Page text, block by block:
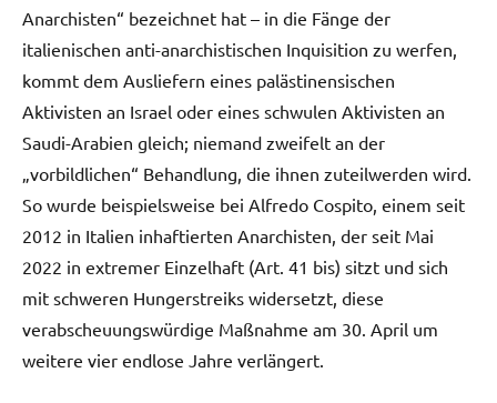
Anarchisten“ bezeichnet hat – in die Fänge der
italienischen anti-anarchistischen Inquisition zu werfen,
kommt dem Ausliefern eines palästinensischen
Aktivisten an Israel oder eines schwulen Aktivisten an
Saudi-Arabien gleich; niemand zweifelt an der
„vorbildlichen“ Behandlung, die ihnen zuteilwerden wird.
So wurde beispielsweise bei Alfredo Cospito, einem seit
2012 in Italien inhaftierten Anarchisten, der seit Mai
2022 in extremer Einzelhaft (Art. 41 bis) sitzt und sich
mit schweren Hungerstreiks widersetzt, diese
verabscheuungswürdige Maßnahme am 30. April um
weitere vier endlose Jahre verlängert.